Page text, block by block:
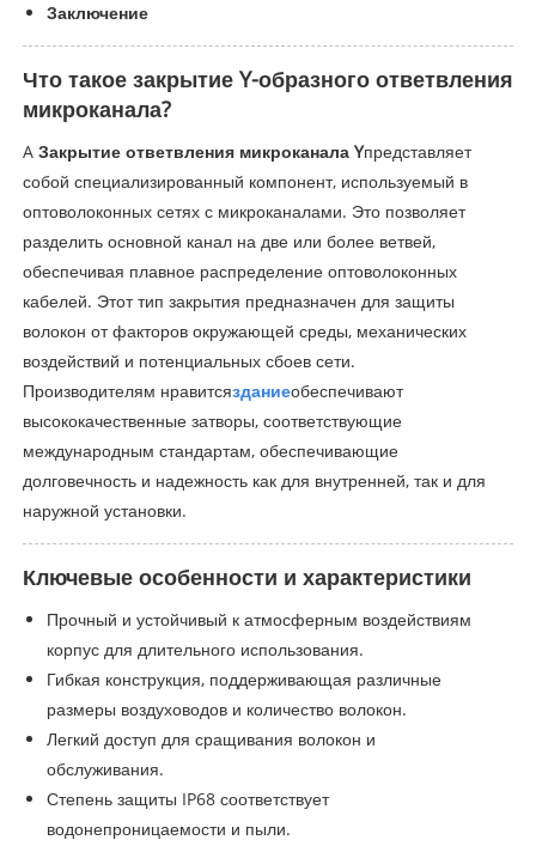
Заключение
Что такое закрытие Y-образного ответвления
микроканала?
A Закрытие ответвления микроканала Yпредставляет
собой специализированный компонент, используемый в
оптоволоконных сетях с микроканалами. Это позволяет
разделить основной канал на две или более ветвей,
обеспечивая плавное распределение оптоволоконных
кабелей. Этот тип закрытия предназначен для защиты
волокон от факторов окружающей среды, механических
воздействий и потенциальных сбоев сети.
Производителям нравитсязданиеобеспечивают
высококачественные затворы, соответствующие
международным стандартам, обеспечивающие
долговечность и надежность как для внутренней, так и для
наружной установки.
Ключевые особенности и характеристики
Прочный и устойчивый к атмосферным воздействиям
корпус для длительного использования.
Гибкая конструкция, поддерживающая различные
размеры воздуховодов и количество волокон.
Легкий доступ для сращивания волокон и
обслуживания.
Степень защиты IP68 соответствует
водонепроницаемости и пыли.